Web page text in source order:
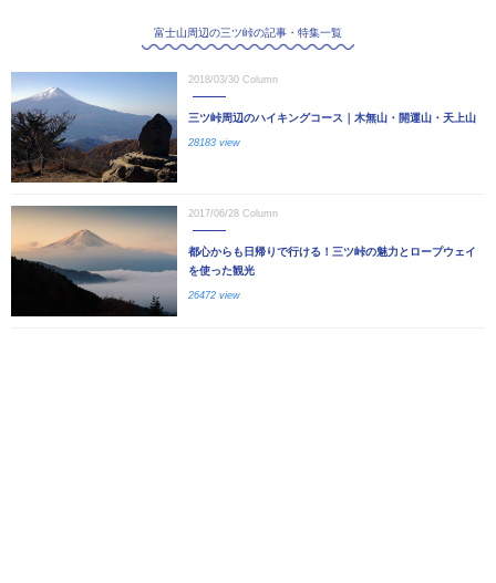
富士山周辺の三ツ峠の記事・特集一覧
2018/03/30 Column
三ツ峠周辺のハイキングコース｜木無山・開運山・天上山
28183 view
2017/06/28 Column
都心からも日帰りで行ける！三ツ峠の魅力とロープウェイ
を使った観光
26472 view